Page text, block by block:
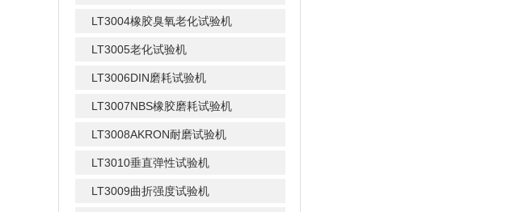
LT3004橡胶臭氧老化试验机
LT3005老化试验机
LT3006DIN磨耗试验机
LT3007NBS橡胶磨耗试验机
LT3008AKRON耐磨试验机
LT3010垂直弹性试验机
LT3009曲折强度试验机